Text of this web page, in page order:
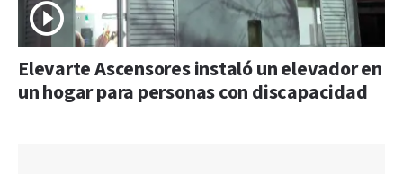
Elevarte Ascensores instaló un elevador en
un hogar para personas con discapacidad